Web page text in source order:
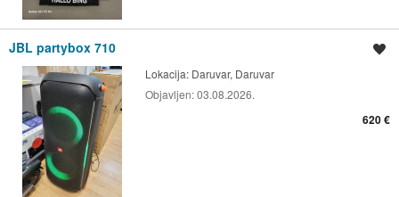
JBL partybox 710
Lokacija: Daruvar, Daruvar
Objavljen:03.08.2026.
620 €